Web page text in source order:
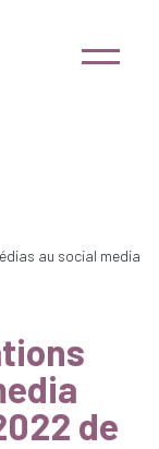
au social media
de